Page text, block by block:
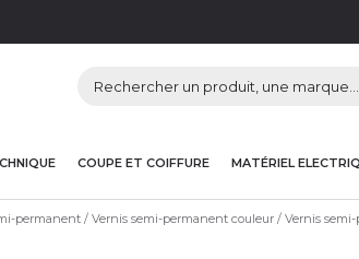
COUPE ET COIFFURE MATÉRIEL
permanent Vernis semi-permanent couleur Vernis